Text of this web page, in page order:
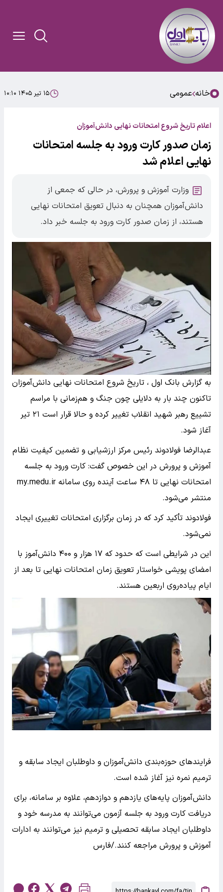
خانه عمومی ۱۵ تیر ۱۴۰۵ ۱۰:۱۰
اعلام تاریخ شروع امتحانات نهایی دانش‌آموزان
زمان صدور کارت ورود به جلسه امتحانات
نهایی اعلام شد
وزارت آموزش‌ و پرورش، در حالی که جمعی از
دانش‌آموزان همچنان به دنبال تعویق امتحانات نهایی
هستند، از زمان صدور کارت ورود به جلسه خبر داد.
به گزارش بانک اول ، تاریخ شروع امتحانات نهایی دانش‌آموزان
تاکنون چند بار به دلایلی چون جنگ و هم‌زمانی با مراسم
تشییع رهبر شهید انقلاب تغییر کرده و حالا قرار است ۲۱ تیر
آغاز شود.
عبدالرضا فولادوند رئیس مرکز ارزشیابی و تضمین کیفیت نظام
آموزش‌ و پرورش در این خصوص گفت: کارت ورود به جلسه
امتحانات نهایی تا ۴۸ ساعت آینده روی سامانه my.medu.ir
منتشر می‌شود.
فولادوند تأکید کرد که در زمان برگزاری امتحانات تغییری ایجاد
نمی‌شود.
این در شرایطی است که حدود که ۱۷ هزار و ۴۰۰ دانش‌آموز با
امضای پویشی خواستار تعویق زمان امتحانات نهایی تا بعد از
ایام پیاده‌روی اربعین هستند.
فرایندهای حوزه‌بندی دانش‌آموزان و داوطلبان ایجاد سابقه و
ترمیم نمره نیز آغاز شده است.
دانش‌آموزان پایه‌های یازدهم و دوازدهم، علاوه بر سامانه، برای
دریافت کارت ورود به جلسه آزمون می‌توانند به مدرسه خود و
داوطلبان ایجاد سابقه تحصیلی و ترمیم نیز می‌توانند به ادارات
آموزش و پرورش مراجعه کنند./فارس